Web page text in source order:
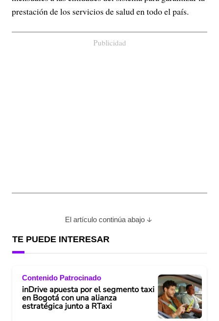
prestación de los servicios de salud en todo el país.
Publicidad
El artículo continúa abajo
TE PUEDE INTERESAR
Contenido Patrocinado
inDrive apuesta por el segmento taxi
en Bogotá con una alianza
estratégica junto a RTaxi